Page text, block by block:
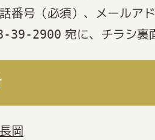
番号（必須）、メールア
39-2900 宛に、チラシ裏
岡